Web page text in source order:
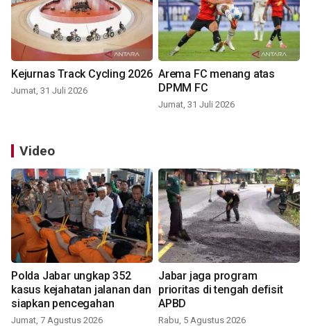
Kejurnas Track Cycling 2026
Jumat, 31 Juli 2026
Arema FC menang atas
DPMM FC
Jumat, 31 Juli 2026
Video
Polda Jabar ungkap 352
kasus kejahatan jalanan dan
siapkan pencegahan
Jumat, 7 Agustus 2026
Jabar jaga program
prioritas di tengah defisit
APBD
Rabu, 5 Agustus 2026